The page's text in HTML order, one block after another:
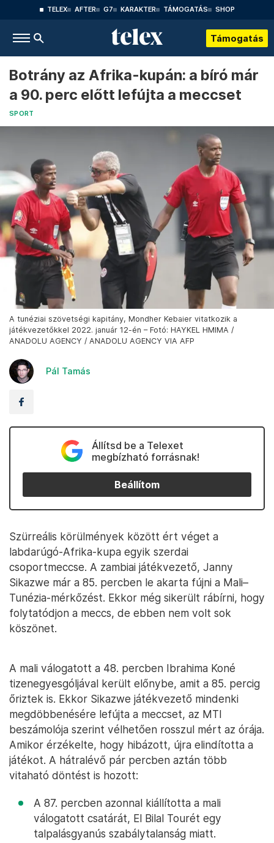
TELEX AFTER G7 KARAKTER TÁMOGATÁS SHOP
Támogatás
Botrány az Afrika-kupán: a bíró már
a 90. perc előtt lefújta a meccset
SPORT
A tunéziai szövetségi kapitány, Mondher Kebaier vitatkozik a
játékvezetőkkel 2022. január 12-én – Fotó: HAYKEL HMIMA /
ANADOLU AGENCY / ANADOLU AGENCY VIA AFP
Pál Tamás
Állítsd be a Telexet
megbízható forrásnak!
Beállítom
Szürreális körülmények között ért véget a
labdarúgó-Afrika-kupa egyik szerdai
csoportmeccse. A zambiai játékvezető, Janny
Sikazwe már a 85. percben le akarta fújni a Mali–
Tunézia-mérkőzést. Ekkor még sikerült rábírni, hogy
folytatódjon a meccs, de ebben nem volt sok
köszönet.
A mali válogatott a 48. percben Ibrahima Koné
tizenegyesgóljával került előnybe, amit a 85. percig
őriztek is. Ekkor Sikazwe játékvezető mindenki
megdöbbenésére lefújta a meccset, az MTI
beszámolója szerint vélhetően rosszul mért az órája.
Amikor érzékelte, hogy hibázott, újra elindította a
játékot. A hátralévő pár percben aztán több
vitaható döntést is hozott:
A 87. percben azonnal kiállította a mali
válogatott csatárát, El Bilal Tourét egy
talpalásgyanús szabálytalanság miatt.